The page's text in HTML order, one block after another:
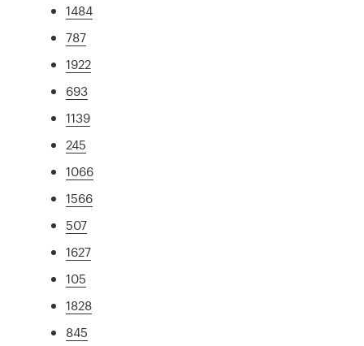
1484
787
1922
693
1139
245
1066
1566
507
1627
105
1828
845